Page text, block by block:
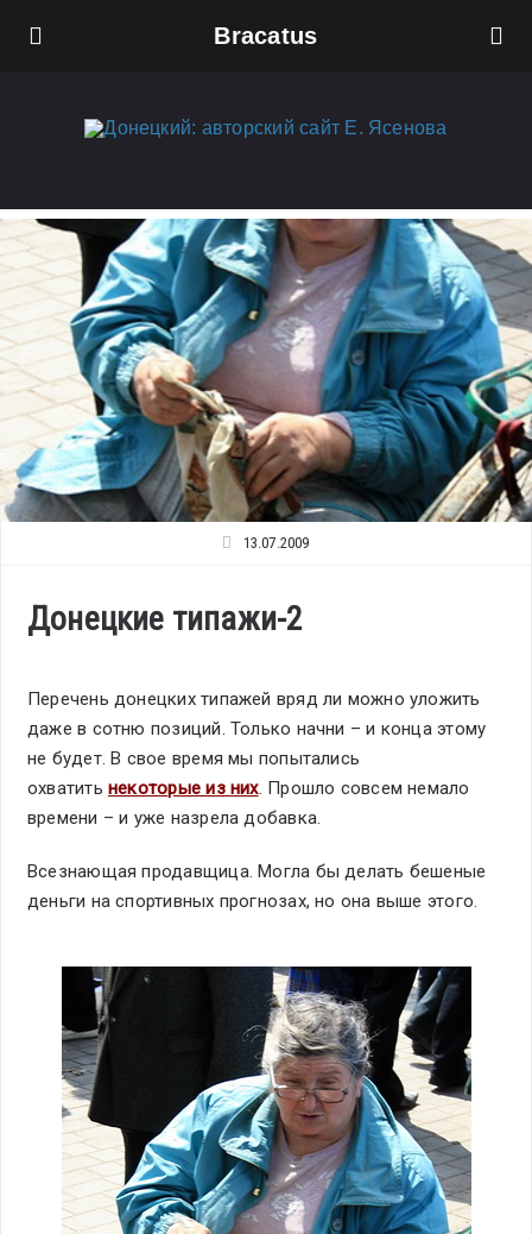
Bracatus
13.07.2009
Донецкие типажи-2
Перечень донецких типажей вряд ли можно уложить
даже в сотню позиций. Только начни – и конца этому
не будет. В свое время мы попытались
охватитьнекоторые из них. Прошло совсем немало
времени – и уже назрела добавка.
Всезнающая продавщица. Могла бы делать бешеные
деньги на спортивных прогнозах, но она выше этого.